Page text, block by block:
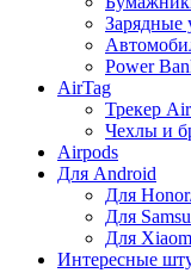
Зарядные
Power
AirTag
Трекер
Чехлы и
Airpods
Для Android
Для
Для
Для
Интересные